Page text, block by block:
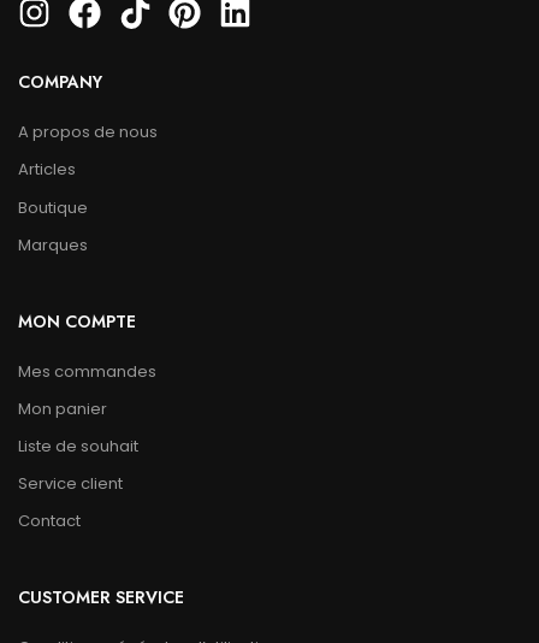
COMPANY
A propos de nous
Articles
Boutique
Marques
MON COMPTE
Mes commandes
Mon panier
Liste de souhait
Service client
Contact
CUSTOMER SERVICE